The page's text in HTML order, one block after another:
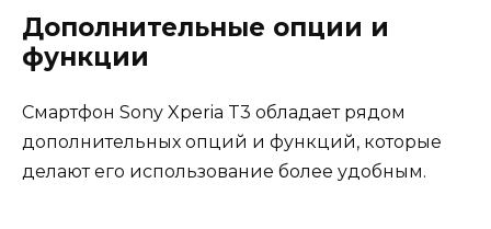
Дополнительные опции и
функции
Смартфон Sony Xperia T3 обладает рядом
дополнительных опций и функций, которые
делают его использование более удобным.